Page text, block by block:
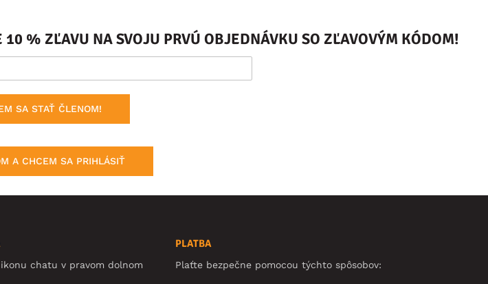
% ZĽAVU NA SVOJU PRVÚ OBJEDNÁVKU SO ZĽAVOVÝM KÓDOM!
SA STAŤ ČLENOM!
A CHCEM SA PRIHLÁSIŤ
chatu v pravom dolnom
PLATBA
Plaťte bezpečne pomocou týchto spôsobov: